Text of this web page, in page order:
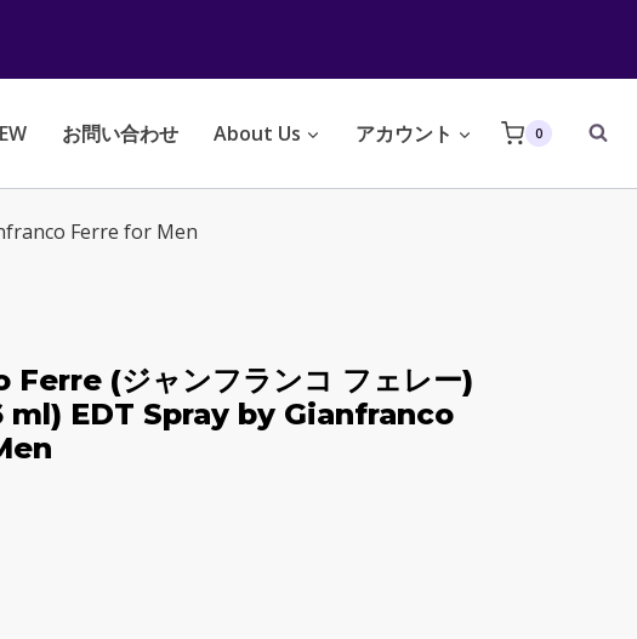
お問い合わせ About Us アカウント 0
Ferre for Men
(ジャンフランコ フェレー)
ml) EDT Spray by Gianfranco